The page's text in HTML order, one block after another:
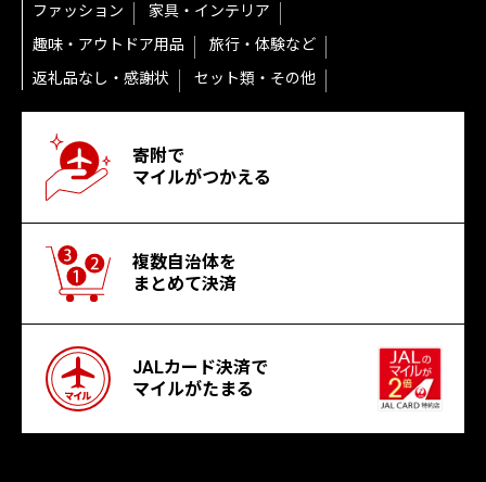
ファッション
家具・インテリア
趣味・アウトドア用品
旅行・体験など
返礼品なし・感謝状
セット類・その他
寄附で
マイルがつかえる
複数自治体を
まとめて決済
JALカード決済で
マイルがたまる